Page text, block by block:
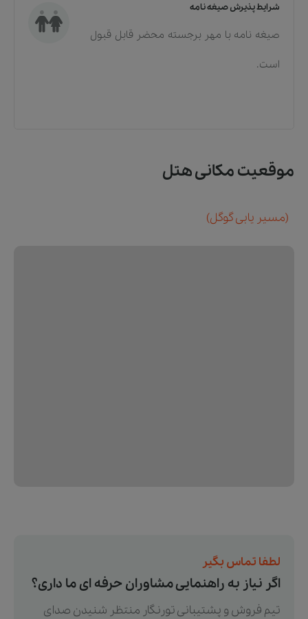
شرایط پذیرش صیغه نامه
صیغه نامه با مهر برجسته محضر قابل قبول
است.
موقعیت مکانی هتل
(مسیر یابی گوگل)
لطفا تماس بگیر
اگر نیاز به راهنمایی مشاوران حرفه ای ما داری؟
تیم فروش و پشتیبانی تورنگار منتظر شنیدن صدای